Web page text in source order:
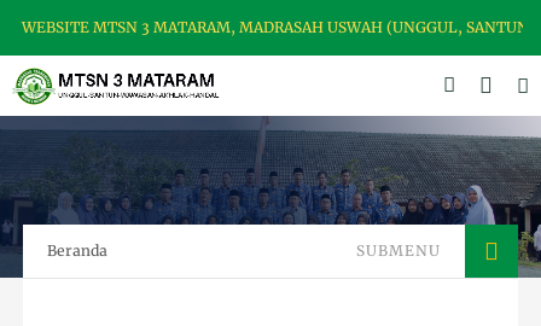
MTSN 3 MATARAM, MADRASAH USWAH (UNGGUL, SANTUN,
Beranda SUBMENU